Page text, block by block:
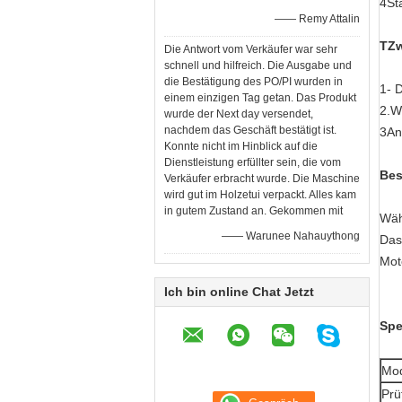
—— Remy Attalin
Die Antwort vom Verkäufer war sehr
schnell und hilfreich. Die Ausgabe und
die Bestätigung des PO/PI wurden in
einem einzigen Tag getan. Das Produkt
wurde der Next day versendet,
nachdem das Geschäft bestätigt ist.
Konnte nicht im Hinblick auf die
Dienstleistung erfüllter sein, die vom
Verkäufer erbracht wurde. Die Maschine
wird gut im Holzetui verpackt. Alles kam
in gutem Zustand an. Gekommen mit
—— Warunee Nahauythong
Ich bin online Chat Jetzt
T
1-